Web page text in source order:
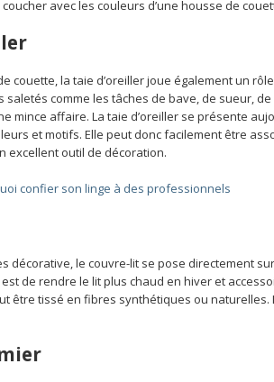
avec les couleurs d’une housse de
couette, la taie d’oreiller joue également un
saletés comme les tâches de bave, de sueur, de
mince affaire. La taie d’oreiller se présente
et motifs. Elle peut donc facilement être
excellent outil de décoration.
confier son linge à des professionnels
décorative, le couvre-lit se pose directement
de rendre le lit plus chaud en hiver et
être tissé en fibres synthétiques ou naturelles.